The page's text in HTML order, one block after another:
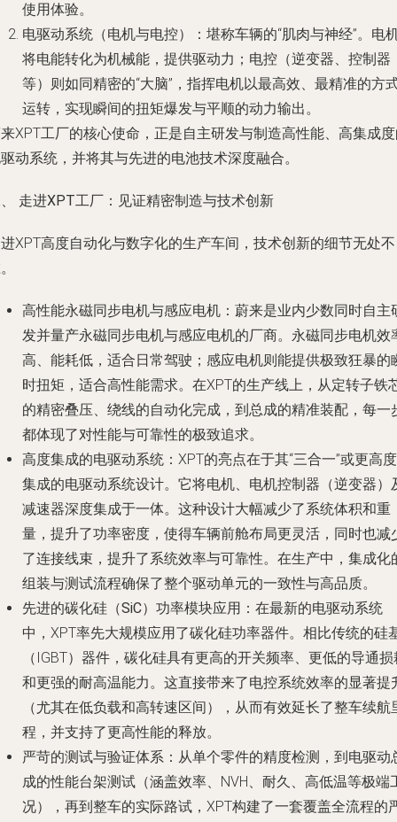
使用体验。
电驱动系统（电机与电控）
：堪称车辆的“肌肉与神经”。电
将电能转化为机械能，提供驱动力；电控（逆变器、控制器
等）则如同精密的“大脑”，指挥电机以最高效、最精准的方
运转，实现瞬间的扭矩爆发与平顺的动力输出。
XPT工厂的核心使命，正是自主研发与制造高性能、高集成
动系统，并将其与先进的电池技术深度融合。
走进XPT工厂：见证精密制造与技术创新
XPT高度自动化与数字化的生产车间，技术创新的细节无处不
高性能永磁同步电机与感应电机 ：蔚来是业内少数同时自主
发并量产永磁同步电机与感应电机的厂商。永磁同步电机效
高、能耗低，适合日常驾驶；感应电机则能提供极致狂暴的
时扭矩，适合高性能需求。在XPT的生产线上，从定转子铁
的精密叠压、绕线的自动化完成，到总成的精准装配，每一
都体现了对性能与可靠性的极致追求。
高度集成的电驱动系统 ：XPT的亮点在于其“三合一”或更高度
集成的电驱动系统设计。它将电机、电机控制器（逆变器）
减速器深度集成于一体。这种设计大幅减少了系统体积和重
量，提升了功率密度，使得车辆前舱布局更灵活，同时也减
了连接线束，提升了系统效率与可靠性。在生产中，集成化
组装与测试流程确保了整个驱动单元的一致性与高品质。
先进的碳化硅（SiC）功率模块应用 ：在最新的电驱动系统
中，XPT率先大规模应用了碳化硅功率器件。相比传统的硅
（IGBT）器件，碳化硅具有更高的开关频率、更低的导通损
和更强的耐高温能力。这直接带来了电控系统效率的显著提
（尤其在低负载和高转速区间），从而有效延长了整车续航
程，并支持了更高性能的释放。
严苛的测试与验证体系 ：从单个零件的精度检测，到电驱动
成的性能台架测试（涵盖效率、NVH、耐久、高低温等极端
况），再到整车的实际路试，XPT构建了一套覆盖全流程的